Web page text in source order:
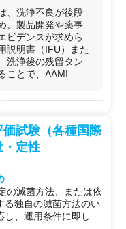
ディスインフェクタ
毒性能評価
ASTM規格に準拠し
験
の消毒方法または依頼
プロトコルによる評価
：医療機器の洗浄評
シリーズ／
機器の滅菌評価試験
／JIS等準拠）
・カテーテル等）の薬
た消毒性能エビデンス
機器のIFU検証・消毒
の洗浄手順、または依
プロトコルのいずれ
ごとの個別条件で評
パク質量・残留有機
り、洗浄性能を客観
画の立案段階から相談
で含めて伴走できる
以外に、関連する消
験（AAMI／ISO／
験・解析内容
等の国際規格に準
器の洗浄評価試験
療機器使用説明書）に
、洗浄不良が後段
、製品開発や薬事
ビデンスが求めら
説明書（IFU）また
洗浄後の残留タン
ことで、AAMI ...
価試験（各種国際
・定性
の滅菌方法、または依
る独自の滅菌方法のい
、運用条件に即した